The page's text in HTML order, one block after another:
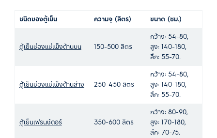
ชนิดของตู้เย็น ความจุ (ลิตร) ขนาด (ซม.)
ตู้เย็นช่องแช่แข็งด้านบน 150-500 ลิตร
กว้าง: 54-80,
สูง: 140-180,
ลึก: 55-70.
ตู้เย็นช่องแช่แข็งด้านล่าง 250-450 ลิตร
กว้าง: 54-80,
สูง: 140-180,
ลึก: 55-70.
ตู้เย็นเฟรนช์ดอร์ 350-600 ลิตร
กว้าง: 80-90,
สูง: 170-180,
ลึก: 70-75.